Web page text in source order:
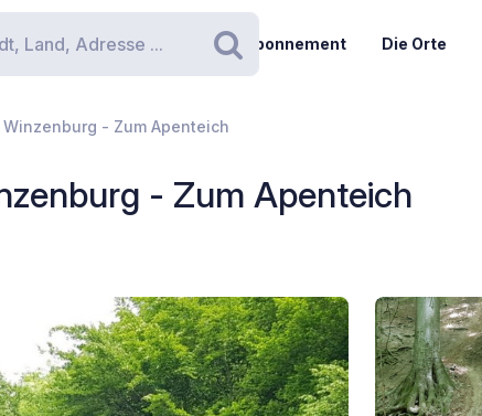
Suchen
Abonnement Die Orte
Winzenburg - Zum Apenteich
- Zum Apenteich